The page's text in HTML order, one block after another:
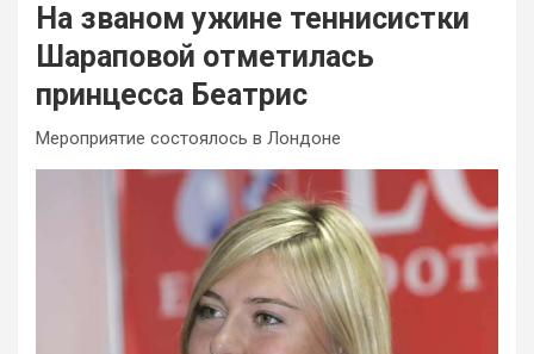
На званом ужине теннисистки
Шараповой отметилась
принцесса Беатрис
Мероприятие состоялось в Лондоне